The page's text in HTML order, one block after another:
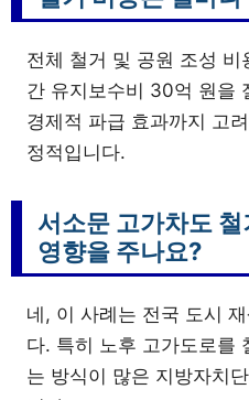
전체 철거 및 공원 조성
간 유지보수비 30억 원을
경제적 파급 효과까지 고
정적입니다.
서소문 고가차도
영향을 주나요?
네, 이 사례는 전국 도시
다. 특히 노후 고가도로를
는 방식이 많은 지방자치